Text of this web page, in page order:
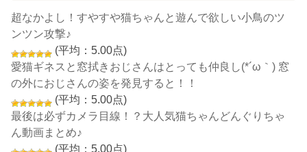
超なかよし！すやすや猫ちゃんと遊んで欲しい小鳥のツ
ンツン攻撃♪
(平均：5.00点)
愛猫ギネスと窓拭きおじさんはとっても仲良し(*´ω｀) 窓
の外におじさんの姿を発見すると！！
(平均：5.00点)
最後は必ずカメラ目線！？大人気猫ちゃんどんぐりちゃ
ん動画まとめ♪
(平均：5.00点)